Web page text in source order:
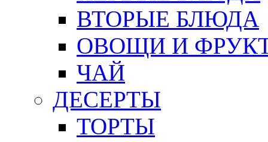
ВТОРЫЕ БЛЮДА
ОВОЩИ И
ЧАЙ
ДЕСЕРТЫ
ТОРТЫ